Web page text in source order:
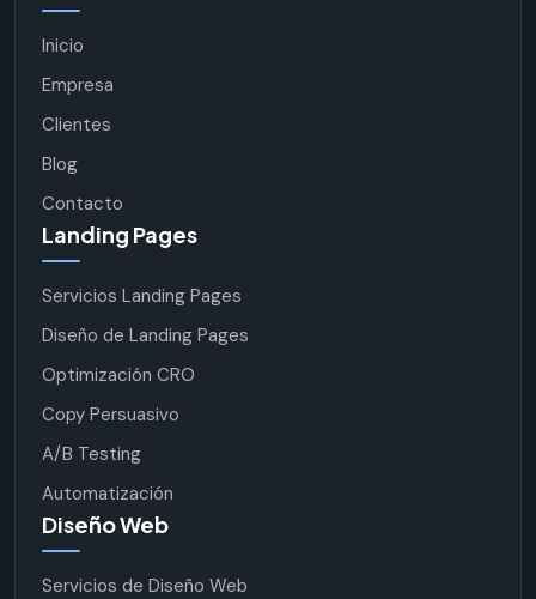
Inicio
Empresa
Clientes
Blog
Contacto
Landing Pages
Servicios Landing Pages
Diseño de Landing Pages
Optimización CRO
Copy Persuasivo
A/B Testing
Automatización
Diseño Web
Servicios de Diseño Web